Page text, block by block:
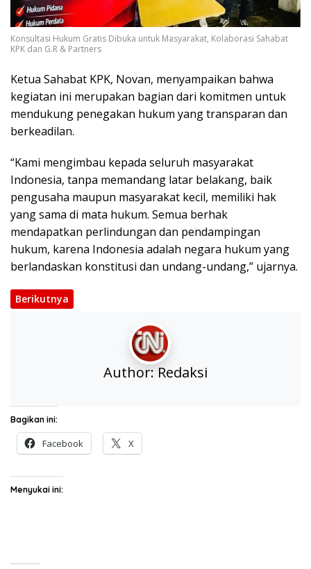
Konsultasi Hukum Gratis Dibuka untuk Masyarakat, Kolaborasi Sahabat
KPK dan G.R & Partners
Ketua Sahabat KPK, Novan, menyampaikan bahwa
kegiatan ini merupakan bagian dari komitmen untuk
mendukung penegakan hukum yang transparan dan
berkeadilan.
“Kami mengimbau kepada seluruh masyarakat
Indonesia, tanpa memandang latar belakang, baik
pengusaha maupun masyarakat kecil, memiliki hak
yang sama di mata hukum. Semua berhak
mendapatkan perlindungan dan pendampingan
hukum, karena Indonesia adalah negara hukum yang
berlandaskan konstitusi dan undang-undang,” ujarnya.
Berikutnya
Author:Redaksi
Bagikan ini:
Facebook X
Menyukai ini: